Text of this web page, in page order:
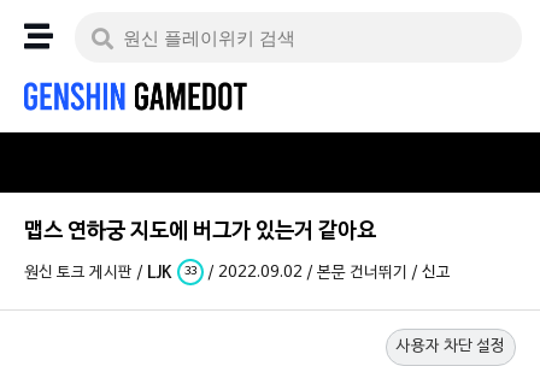
맵스 연하궁 지도에 버그가 있는거 같아요
원신 토크 게시판 / LJK 33 / 2022.09.02 / 본문 건너뛰기 / 신고
사용자 차단 설정